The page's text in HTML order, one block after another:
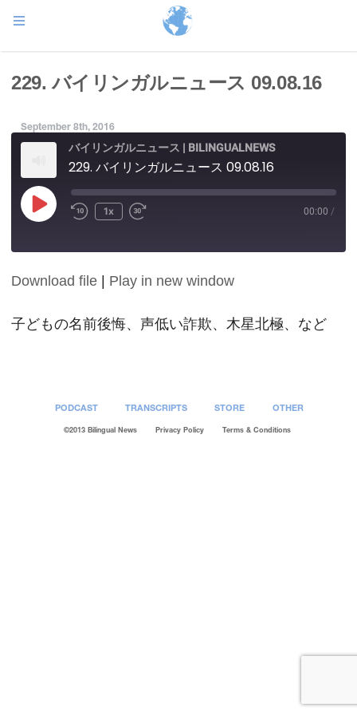
229. バイリンガルニュース 09.08.16
September 8th, 2016
バイリンガルニュース | BILINGUALNEWS
229. バイリンガルニュース 09.08.16
Play
Episode
1x 00:00 /
SHARE
LINK
Download file Play in new window
子どもの名前後悔、声低い詐欺、木星北極、など
PODCAST TRANSCRIPTS STORE OTHER
©2013 Bilingual News Privacy Policy Terms & Conditions